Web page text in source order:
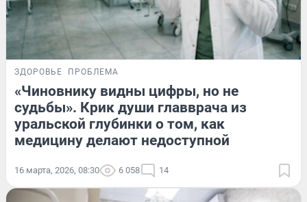
ЗДОРОВЬЕ ПРОБЛЕМА
«Чиновнику видны цифры, но не
судьбы». Крик души главврача из
уральской глубинки о том, как
медицину делают недоступной
16 марта, 2026, 08:30 6 058 14